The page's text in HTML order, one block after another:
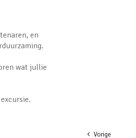
en
wat jullie
Vorige